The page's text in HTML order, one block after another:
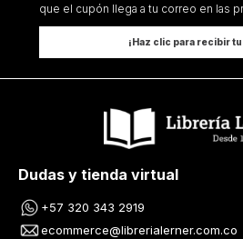
que el cupón llega a tu correo en las
¡Haz clic para recibir
Dudas y tienda virtual
+57 320 343 2919
ecommerce@librerialerner.com.co